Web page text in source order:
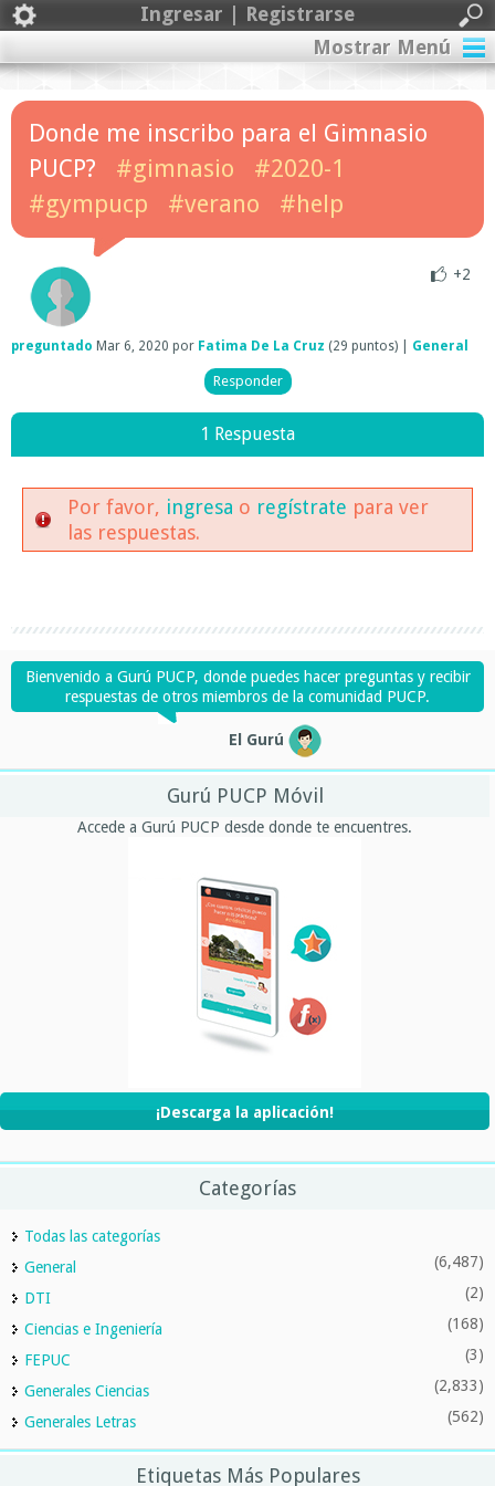
Ingresar | Registrarse
Mostrar Menú
Donde me inscribo para el Gimnasio
PUCP?
#gimnasio
#2020-1
#gympucp
#verano #help
+2
preguntado Mar 6, 2020 por Fatima De La Cruz (29 puntos) General
1 Respuesta
Por favor, ingresa o regístrate para ver
las respuestas.
Bienvenido a Gurú PUCP, donde puedes hacer preguntas y recibir
respuestas de otros miembros de la comunidad PUCP.
El Gurú
Gurú PUCP Móvil
Accede a Gurú PUCP desde donde te encuentres.
¡Descarga la aplicación!
Categorías
Todas las categorías
General
(6,487)
DTI (2)
Ciencias e Ingeniería (168)
FEPUC (3)
Generales Ciencias (2,833)
Generales Letras (562)
Etiquetas Más Populares